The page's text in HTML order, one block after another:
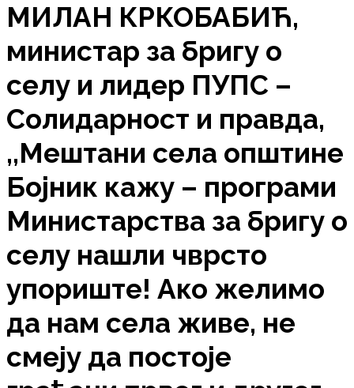
МИЛАН КРКОБАБИЋ,
министар за бригу о
селу и лидер ПУПС –
Солидарност и правда,
,,Мештани села општине
Бојник кажу – програми
Министарства за бригу о
селу нашли чврсто
упориште! Ако желимо
да нам села живе, не
смеју да постоје